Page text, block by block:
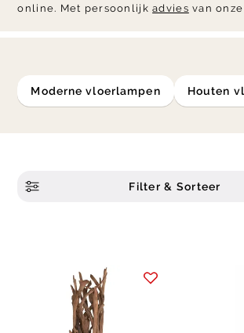
online. Met persoonlijkadvies van
moderne vloerlampen houten
Filter & Sorteer